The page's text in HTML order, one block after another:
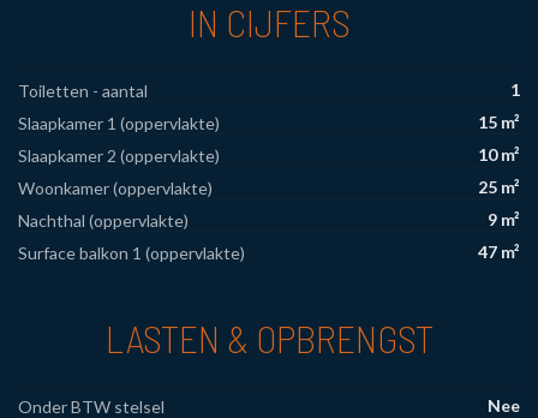
IN CIJFERS
Toiletten - aantal
1
Slaapkamer 1 (oppervlakte)
15 m²
Slaapkamer 2 (oppervlakte)
10 m²
Woonkamer (oppervlakte)
25 m²
Nachthal (oppervlakte)
9 m²
Surface balkon 1 (oppervlakte)
47 m²
LASTEN & OPBRENGST
Onder BTW stelsel
Nee